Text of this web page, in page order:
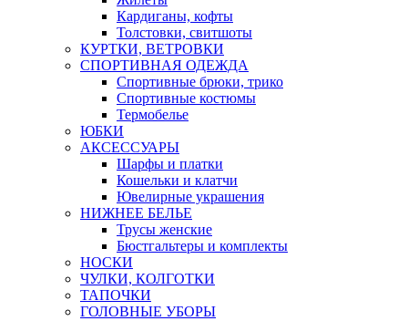
Кардиганы, кофты
Толстовки, свитшоты
КУРТКИ, ВЕТРОВКИ
СПОРТИВНАЯ ОДЕЖДА
Спортивные брюки, трико
Спортивные костюмы
Термобелье
ЮБКИ
AКСЕССУАРЫ
Шарфы и платки
Кошельки и клатчи
Ювелирные украшения
НИЖНЕЕ БЕЛЬЕ
Трусы женские
Бюстгальтеры и комплекты
НОСКИ
ЧУЛКИ, КОЛГОТКИ
ТАПОЧКИ
ГОЛОВНЫЕ УБОРЫ